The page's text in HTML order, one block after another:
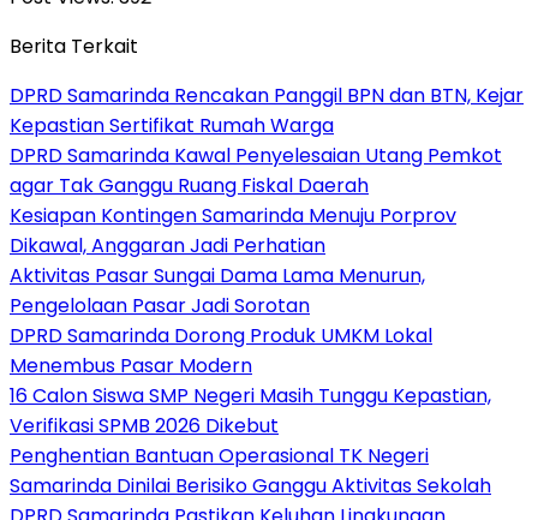
Berita Terkait
DPRD Samarinda Rencakan Panggil BPN dan BTN, Kejar
Kepastian Sertifikat Rumah Warga
DPRD Samarinda Kawal Penyelesaian Utang Pemkot
agar Tak Ganggu Ruang Fiskal Daerah
Kesiapan Kontingen Samarinda Menuju Porprov
Dikawal, Anggaran Jadi Perhatian
Aktivitas Pasar Sungai Dama Lama Menurun,
Pengelolaan Pasar Jadi Sorotan
DPRD Samarinda Dorong Produk UMKM Lokal
Menembus Pasar Modern
16 Calon Siswa SMP Negeri Masih Tunggu Kepastian,
Verifikasi SPMB 2026 Dikebut
Penghentian Bantuan Operasional TK Negeri
Samarinda Dinilai Berisiko Ganggu Aktivitas Sekolah